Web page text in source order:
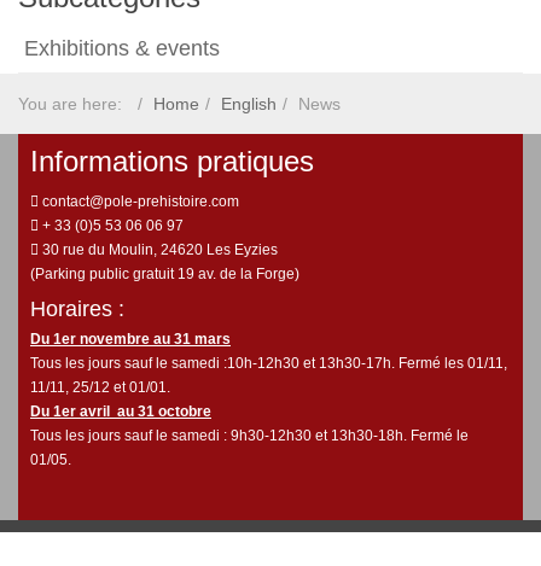
Exhibitions & events
You are here: Home English News
Informations pratiques
contact@pole-prehistoire.com
+ 33 (0)5 53 06 06 97
30 rue du Moulin, 24620 Les Eyzies
(Parking public gratuit 19 av. de la Forge)
Horaires :
Du 1er novembre au 31 mars
Tous les jours sauf le samedi :10h-12h30 et 13h30-17h. Fermé les 01/11,
11/11, 25/12 et 01/01.
Du 1er avril au 31 octobre
Tous les jours sauf le samedi : 9h30-12h30 et 13h30-18h. Fermé le
01/05.